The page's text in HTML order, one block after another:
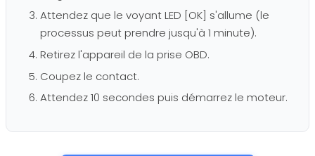
Attendez que le voyant LED [OK] s'allume (le
processus peut prendre jusqu'à 1 minute).
Retirez l'appareil de la prise OBD.
Coupez le contact.
Attendez 10 secondes puis démarrez le moteur.